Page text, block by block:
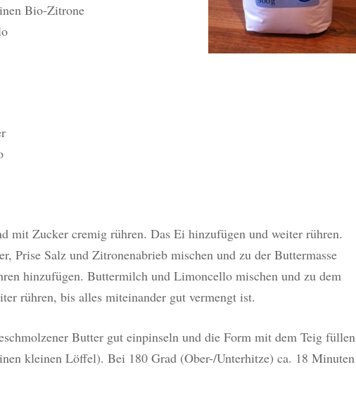
Bio-Zitrone
mit Zucker cremig rühren. Das Ei hinzufügen und weiter rühren.
Prise Salz und Zitronenabrieb mischen und zu der Buttermasse
hinzufügen. Buttermilch und Limoncello mischen und zu dem
rühren, bis alles miteinander gut vermengt ist.
Butter gut einpinseln und die Form mit dem Teig füllen
kleinen Löffel). Bei 180 Grad (Ober-/Unterhitze) ca. 18 Minuten